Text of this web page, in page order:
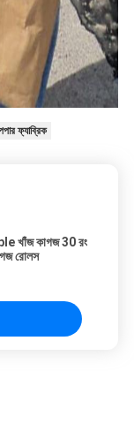
ফ্যাব্রিক
খাঁজ কাগজ 30 রং
রোলস